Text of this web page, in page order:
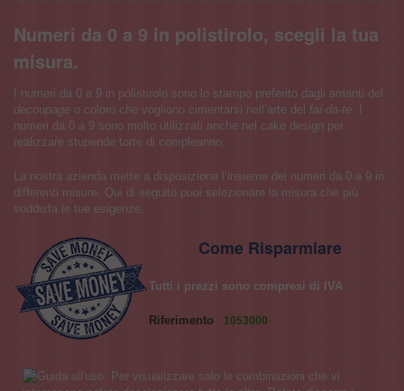
Numeri da 0 a 9 in polistirolo, scegli la tua
misura.
I numeri da 0 a 9 in polistirolo sono lo stampo preferito dagli amanti del
decoupage o coloro che vogliono cimentarsi nell’arte del fai-da-te . I
numeri da 0 a 9 sono molto utilizzati anche nel cake design per
realizzare stupende torte di compleanno.
La nostra azienda mette a disposizione l’insieme dei numeri da 0 a 9 in
differenti misure. Qui di seguito puoi selezionare la misura che più
soddisfa le tue esigenze.
Come Risparmiare
Tutti i prezzi sono compresi di IVA
Riferimento 1053000